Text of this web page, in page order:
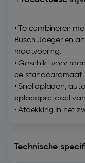
• Te combineren
Busch Jaeger en
maatvoering.
• Geschikt voor
de standaardmaat
• Snel opladen,
oplaadprotocol
• Afdekking in het
Technische